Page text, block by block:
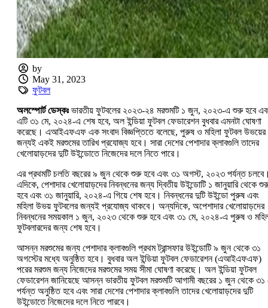
by
May 31, 2023
ফুটবল
অলস্পোর্ট ডেস্কঃভারতীয় ফুটবলের ২০২৩-২৪ মরশুমটি ১ জুন, ২০২৩-এ শুরু হবে
এটি ৩১ মে, ২০২৪-এ শেষ হবে, অল ইন্ডিয়া ফুটবল ফেডারেশন বুধবার এমনটা ঘোষণা
করেছে। এআইএফএফ এক সংবাদ বিজ্ঞপ্তিতে বলেছে, পুরুষ ও মহিলা ফুটবল উভয়ের
জন্যই একই মরশুমের তারিখ প্রযোজ্য হবে। সারা দেশের পেশাদার ক্লাবগুলি তাদের
খেলোয়াড়দের দুটি উইন্ডোতে নিজেদের দলে নিতে পারে।
এর প্রথমটি চলতি বছরের ৯ জুন থেকে শুরু হবে এবং ৩১ অগস্ট, ২০২৩ পর্যন্ত
এদিকে, পেশাদার খেলোয়াড়দের নিবন্ধনের জন্য দ্বিতীয় উইন্ডোটি ১ জানুয়ারি থেকে
হবে এবং ৩১ জানুয়ারি, ২০২৪-এ গিয়ে শেষ হবে। নিবন্ধনের দুটি উইন্ডো পুরুষ এবং
মহিলা উভয় ফুটবলের জন্যই প্রযোজ্য থাকবে। অন্যদিকে, অপেশাদার খেলোয়াড়দের
নিবন্ধনের সময়কাল ১ জুন, ২০২৩ থেকে শুরু হবে এবং ৩১ মে, ২০২৪-এ পুরুষ ও
ফুটবলারদের জন্য শেষ হবে।
আসন্ন মরশুমের জন্য পেশাদার ক্লাবগুলি প্রথম ট্রান্সফার উইন্ডোটি ৯ জুন থেকে ৩১
অগস্টের মধ্যে অনুষ্ঠিত হবে। বুধবার অল ইন্ডিয়া ফুটবল ফেডারেশন (এআইএফএফ)
পরের মরশুম জন্য নিজেদের মরশুমের সময় সীমা ঘোষণা করেছে। অল ইন্ডিয়া ফুটবল
ফেডারেশন জানিয়েছে আসন্ন ভারতীয় ফুটবল মরশুমটি আগামী বছরের ১ জুন থেকে ৩১
পর্যন্ত অনুষ্ঠিত হবে এবং সারা দেশের পেশাদার ক্লাবগুলি তাদের খেলোয়াড়দের দুটি
উইন্ডোতে নিজেদের দলে নিতে পারবে।